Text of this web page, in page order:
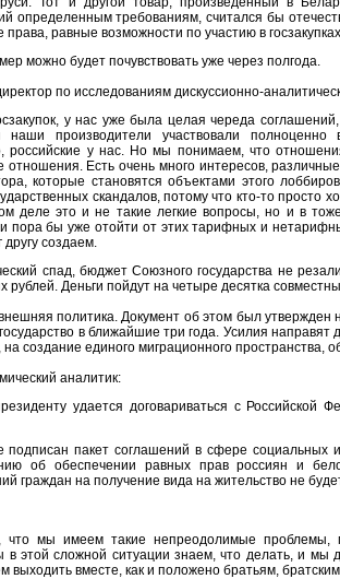
определенным требованиям, считался бы
равные возможности по участию в
можно будет почувствовать уже через полгода.
по исследованиям дискуссионно-
у нас уже была целая череда
производители участвовали полноценно
российские у нас. Но мы понимаем, что
Есть очень много интересов,
которые становятся объектами этого
скандалов, потому что кто-то просто
деле это и не такие легкие вопросы, но и в
пора бы уже отойти от этих тарифных и
другу создаем.
спад, бюджет Союзного государства не
рублей. Деньги пойдут на четыре десятка
политика. Документ об этом был утвержден
в ближайшие три года. Усилия направят
создание единого миграционного пространства,
аналитик:
удается договариваться с Российской
подписан пакет соглашений в сфере
об обеспечении равных прав россиян и
граждан на получение вида на жительство не
что мы имеем такие непреодолимые проблемы,
этой сложной ситуации знаем, что делать, и мы
выходить вместе, как и положено братьям,